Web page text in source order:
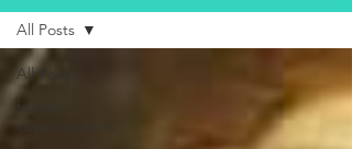
All Posts
female
All Posts